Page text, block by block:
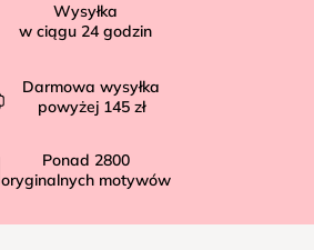
Wysyłka
w ciągu 24 godzin
Darmowa wysyłka
powyżej 145 zł
Ponad 2800
oryginalnych motywów